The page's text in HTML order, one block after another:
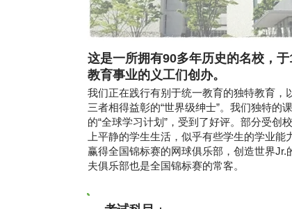
这是一所拥有90多年历史的名校，
教育事业的义工们创办。
我们正在践行有别于统一教育的独特教育，
三者相得益彰的“世界级绅士”。我们独特的
的“全球学习计划”，受到了好评。部分受创
上平静的学生生活，似乎有些学生的学业能
赢得全国锦标赛的网球俱乐部，创造世界
夫俱乐部也是全国锦标赛的常客。